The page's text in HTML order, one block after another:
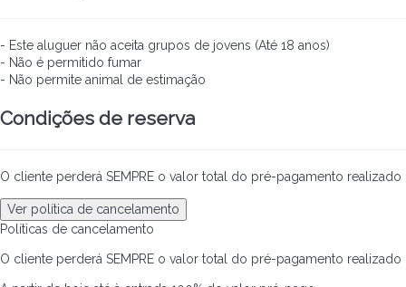
- Este aluguer não aceita grupos de jovens (Até 18 anos)
- Não é permitido fumar
- Não permite animal de estimação
Condições de reserva
O cliente perderá SEMPRE o valor total do pré-pagamento realizado
Ver política de cancelamento
Políticas de cancelamento
O cliente perderá SEMPRE o valor total do pré-pagamento realizado